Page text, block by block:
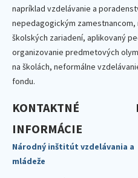
napríklad vzdelávanie a
nepedagogickým
školských zariadení, aplikovaný
organizovanie predmetových
na školách, neformálne
fondu.
KONTAKTNÉ
INFORMÁCIE
Národný inštitút vzdelávania a
mládeže